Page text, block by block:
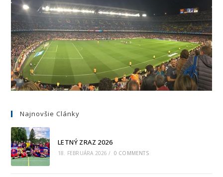
Najnovšie Clánky
LETNÝ ZRAZ 2026
18. FEBRUÁRA 2026 / 0 COMMENTS